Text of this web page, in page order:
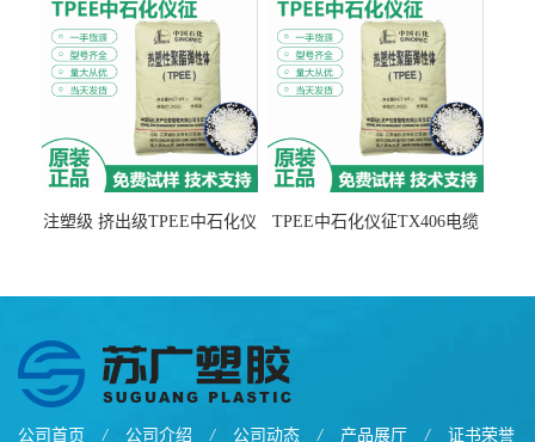
注塑级 挤出级TPEE中石化仪
TPEE中石化仪征TX406电缆
公司首页 / 公司介绍 / 公司动态 / 产品展厅 / 证书荣誉